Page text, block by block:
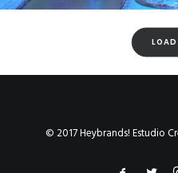
LOAD
© 2017 Heybrands! Estudio